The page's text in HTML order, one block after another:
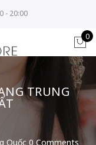
- 20:00
0
TRUNG
Quốc 0 Comments